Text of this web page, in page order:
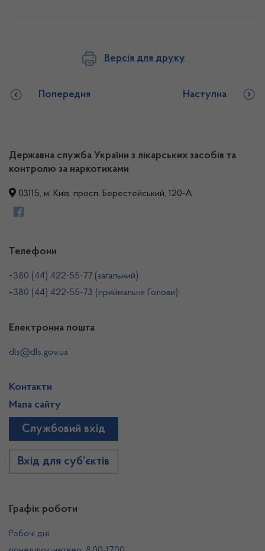
Версія для друку
Попередня Наступна
Державна служба України з лікарських засобів та
контролю за наркотиками
03115, м. Київ, просп. Берестейський, 120-А
Графік роботи
Робочі дні:
Телефони
+380 (44) 422-55-77 (загальний)
+380 (44) 422-55-73 (приймальня Голови)
Електронна пошта
dls@dls.gov.ua
Контакти
Мапа сайту
Службовий вхід
Вхід для суб’єктів